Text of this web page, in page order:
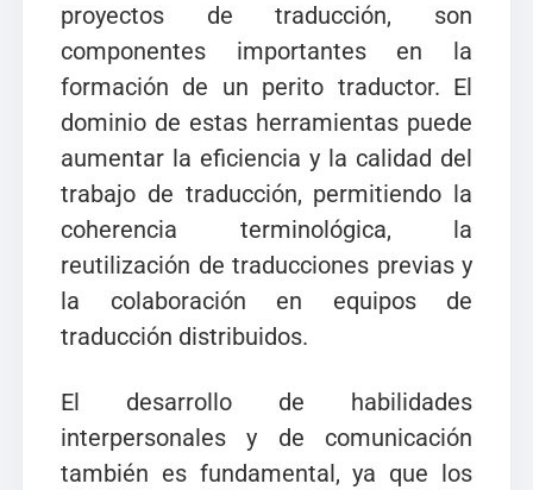
proyectos de traducción, son
componentes importantes en la
formación de un perito traductor. El
dominio de estas herramientas puede
aumentar la eficiencia y la calidad del
trabajo de traducción, permitiendo la
coherencia terminológica, la
reutilización de traducciones previas y
la colaboración en equipos de
traducción distribuidos.
El desarrollo de habilidades
interpersonales y de comunicación
también es fundamental, ya que los